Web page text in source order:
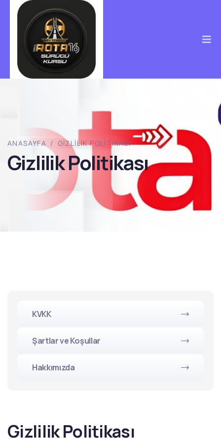
ANASAYFA / GIZLILIK POLITIKASI
Gizlilik Politikası
KVKK
Şartlar ve Koşullar
Hakkımızda
Gizlilik Politikası